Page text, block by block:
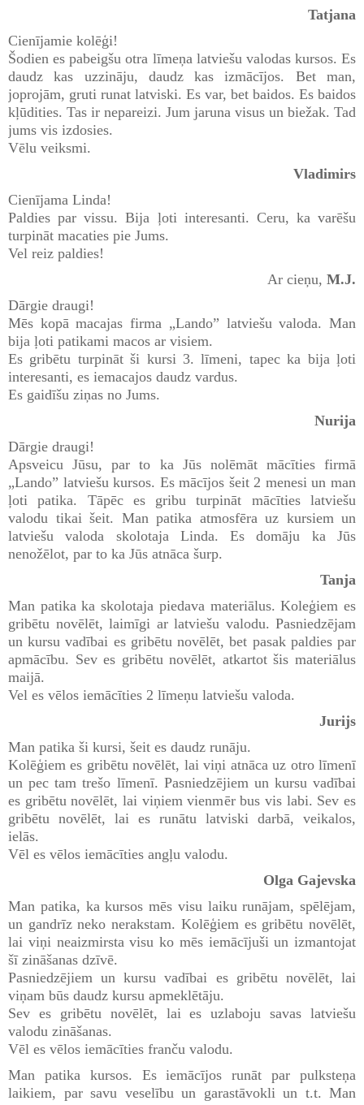
Tatjana
Cienījamie kolēģi!
Šodien es pabeigšu otra līmeņa latviešu valodas kursos. Es
daudz kas uzzināju, daudz kas izmācījos. Bet man,
joprojām, gruti runat latviski. Es var, bet baidos. Es baidos
kļūdities. Tas ir nepareizi. Jum jaruna visus un biežak. Tad
jums vis izdosies.
Vēlu veiksmi.
Vladimirs
Cienījama Linda!
Paldies par vissu. Bija ļoti interesanti. Ceru, ka varēšu
turpināt macaties pie Jums.
Vel reiz paldies!
Ar cieņu, M.J.
Dārgie draugi!
Mēs kopā macajas firma „Lando” latviešu valoda. Man
bija ļoti patikami macos ar visiem.
Es gribētu turpināt ši kursi 3. līmeni, tapec ka bija ļoti
interesanti, es iemacajos daudz vardus.
Es gaidīšu ziņas no Jums.
Nurija
Dārgie draugi!
Apsveicu Jūsu, par to ka Jūs nolēmāt mācīties firmā
„Lando” latviešu kursos. Es mācījos šeit 2 menesi un man
ļoti patika. Tāpēc es gribu turpināt mācīties latviešu
valodu tikai šeit. Man patika atmosfēra uz kursiem un
latviešu valoda skolotaja Linda. Es domāju ka Jūs
nenožēlot, par to ka Jūs atnāca šurp.
Tanja
Man patika ka skolotaja piedava materiālus. Koleģiem es
gribētu novēlēt, laimīgi ar latviešu valodu. Pasniedzējam
un kursu vadībai es gribētu novēlēt, bet pasak paldies par
apmācību. Sev es gribētu novēlēt, atkartot šis materiālus
maijā.
Vel es vēlos iemācīties 2 līmeņu latviešu valoda.
Jurijs
Man patika ši kursi, šeit es daudz runāju.
Kolēģiem es gribētu novēlēt, lai viņi atnāca uz otro līmenī
un pec tam trešo līmenī. Pasniedzējiem un kursu vadībai
es gribētu novēlēt, lai viņiem vienmēr bus vis labi. Sev es
gribētu novēlēt, lai es runātu latviski darbā, veikalos,
ielās.
Vēl es vēlos iemācīties angļu valodu.
Olga Gajevska
Man patika, ka kursos mēs visu laiku runājam, spēlējam,
un gandrīz neko nerakstam. Kolēģiem es gribētu novēlēt,
lai viņi neaizmirsta visu ko mēs iemācījuši un izmantojat
šī zināšanas dzīvē.
Pasniedzējiem un kursu vadībai es gribētu novēlēt, lai
viņam būs daudz kursu apmeklētāju.
Sev es gribētu novēlēt, lai es uzlaboju savas latviešu
valodu zināšanas.
Vēl es vēlos iemācīties franču valodu.
Man patika kursos. Es iemācījos runāt par pulksteņa
laikiem, par savu veselību un garastāvokli un t.t. Man